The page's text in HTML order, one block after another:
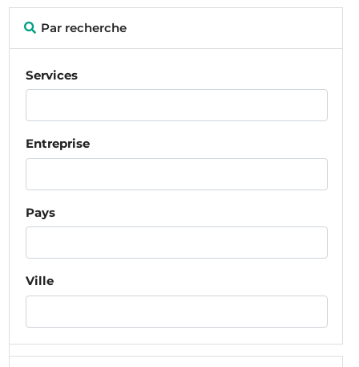
Par recherche
Services
Entreprise
Pays
Ville